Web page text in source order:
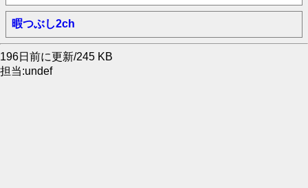
暇つぶし2ch
196日前に更新/245 KB
担当:undef